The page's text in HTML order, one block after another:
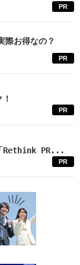
PR
際お得なの？
PR
PR
Rethink PR...
PR